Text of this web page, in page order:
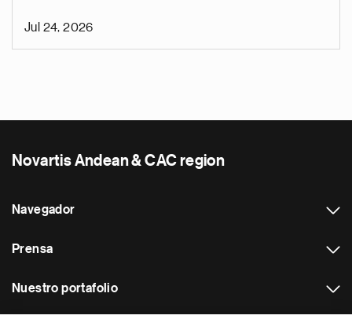
Jul 24, 2026
Novartis Andean & CAC region
Navegador
Prensa
Nuestro portafolio